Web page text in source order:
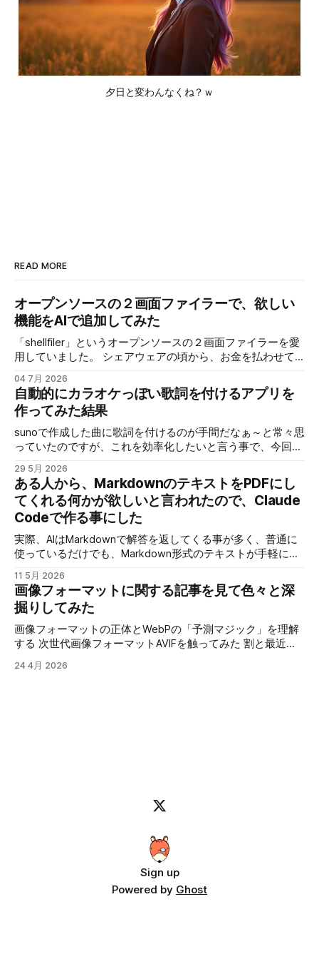
夕日と変わんなくね？ｗ
READ MORE
オープンソースの２画面ファイラーで、欲しい
機能をAIで追加してみた
「shellfiler」というオープンソースの２画面ファイラーを愛
用していました。 シェアウェアの頃から、お金を払わせて
ンソースになりました。 個人的に欲しい機能で、ネットワ
ーク上のNASや他のPCの共有フォルダに手軽にアクセスする
機能です。 具体的には「\PC名\共有フォルダ名」みたいなア
クセスなんですが、これに対応していません。 ネットワー
クドライブ（ネットワーク上のアクセス先をドライブとして
Windowsに）を使えばアクセスは出来るので、全く使えない
訳ではないのですが、共有フォイルだが多いとそれ全部にネ
ットワークドライブを割り当てる訳にもいかず、最近は使わ
なくなっていました。 他のツールも試しましたが、
「shellfiler」の使い勝手が結構良くて、個人的には変えたく
いない！ そこで、せっかくオープンソースなんだから、AIで
必要な部分を修正できれば、良さそう！ 「shellfiler」のGIT
のURLです。 使用するAIは今回Geminiさんで、新しくなった
04 7月 2026
自動的にカラオケっぽい歌詞を付けるアプリを
作ってみた結果
sunoで作成した曲に歌詞を付けるのが手間だなぁ～と常々思
っていたのですが、これを効率化したいと言う事で、今回は
てくれるアプリを作ってみました。 せっかく作ったので少
し解説と、どんな物が作れるのか、デモの動画と少し解説を
しますが、アプリそのものはライセンスの問題で非公開で
す。 実際にこのツールで作成した動画を３本ほど紹介 スペ
ルトナエル サイコロ勇者と魔王の城 アトミックピクニック
見てもらうと分かりますが、これが思ったより簡単に作れる
ようになったので、現在のように短期間で作れるようになり
ました。 歌詞入りで曲を公開する場合に、歌詞を入れる作
業に時間がかかる割に、イマイチなできになる事も多いの
で、クオリティーが安定したのも良かったです。 では、次
の動画で実際にツールを使って曲に歌詞を入れていきます。
使用しているＡＩのライセンス問題で、手軽に公開できない
のと、需要がそれ程無さそうなので、こんなアプリで動画作
成してますよって紹介になります。 音源さえ用意すれば、
29 5月 2026
ある人から、MarkdownのテキストをPDFにし
てくれる何かが欲しいと言われたので、Claude
Codeで作る事にした
実際、AIはMarkdownで解答を返してくる事が多く、普通に
使っているだけでも、Markdown形式のテキストが手軽に表
で手軽に使える物を作りました。 作成後WEB上にアップし
たのが以下のURLになります。
https://test.aisgm.me/test_prog/app/md2pdf/ VS Codeのプ
ラグイン入れれば、同じ事は出来ますし、他にも同じような
アプリを作っている人がいるので、それを使うのも手なんで
すが、最近は怪しいサイトも多いですし、広告が大量に出る
ものも多いです。 更に、プラグインがウィルスに汚染され
11 5月 2026
画像フォーマットに関する記事を見て色々と深
掘りしてみた
画像フォーマットの正体とWebPの「予測マジック」を理解
する 次世代画像フォーマットAVIFを触ってみた 割と最近の
るようになったフォーマットですが、従来は画像のサイズが
荷は高くないのですが、開発された当時（2000年代前半）
のPCのスペックを考えると厳しかったと思われます。 2001
から512MBのRAM 20GBから80GB Windows 98やWindows
24 4月 2026
Sign up
Powered by Ghost